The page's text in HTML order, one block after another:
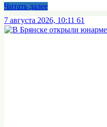
Читать далее
7 августа 2026, 10:11 61